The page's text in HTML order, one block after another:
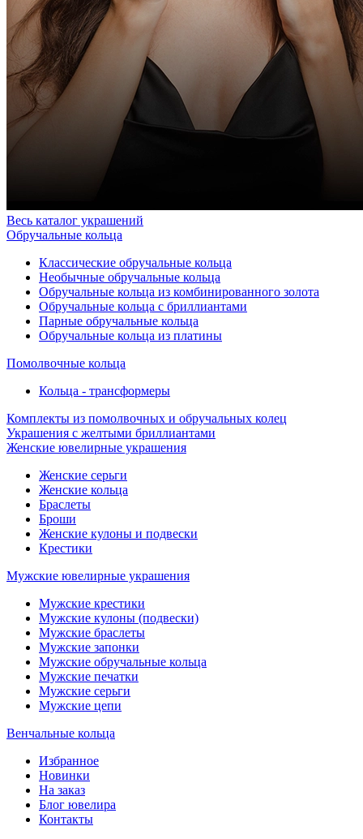
Весь каталог украшений
Обручальные кольца
Классические обручальные кольца
Необычные обручальные кольца
Обручальные кольца из комбинированного золота
Обручальные кольца с бриллиантами
Парные обручальные кольца
Обручальные кольца из платины
Помолвочные кольца
Кольца - трансформеры
Комплекты из помолвочных и обручальных колец
Украшения с желтыми бриллиантами
Женские ювелирные украшения
Женские серьги
Женские кольца
Браслеты
Броши
Женские кулоны и подвески
Крестики
Мужские ювелирные украшения
Мужские крестики
Мужские кулоны (подвески)
Мужские браслеты
Мужские запонки
Мужские обручальные кольца
Мужские печатки
Мужские серьги
Мужские цепи
Венчальные кольца
Избранное
Новинки
На заказ
Блог ювелира
Контакты